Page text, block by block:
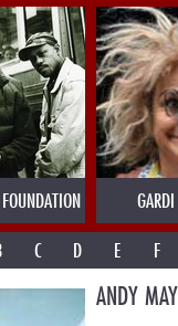
C D E F
ANDY